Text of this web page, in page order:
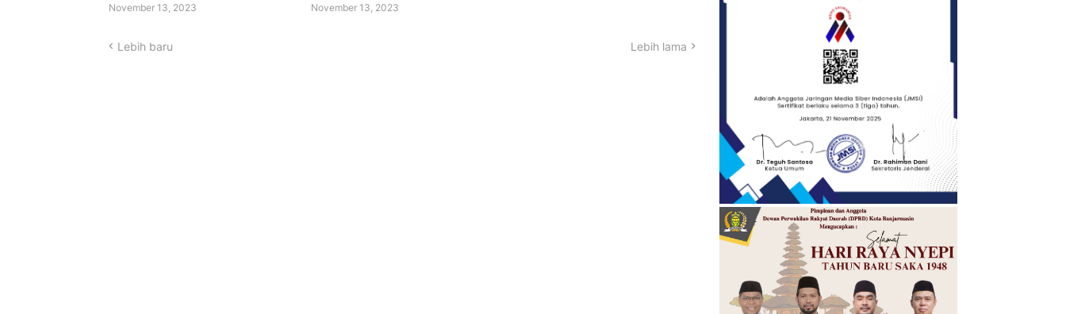
November 13, 2023 November 13, 2023
Lebih baru Lebih lama